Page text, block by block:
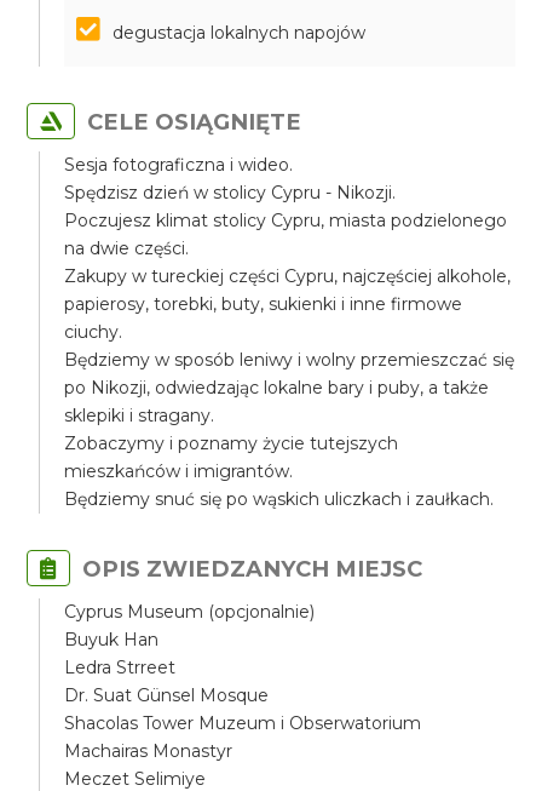
degustacja lokalnych napojów
CELE OSIĄGNIĘTE
Sesja fotograficzna i wideo.
Spędzisz dzień w stolicy Cypru - Nikozji.
Poczujesz klimat stolicy Cypru, miasta podzielonego
na dwie części.
Zakupy w tureckiej części Cypru, najczęściej alkohole,
papierosy, torebki, buty, sukienki i inne firmowe
ciuchy.
Będziemy w sposób leniwy i wolny przemieszczać się
po Nikozji, odwiedzając lokalne bary i puby, a także
sklepiki i stragany.
Zobaczymy i poznamy życie tutejszych
mieszkańców i imigrantów.
Będziemy snuć się po wąskich uliczkach i zaułkach.
OPIS ZWIEDZANYCH MIEJSC
Cyprus Museum (opcjonalnie)
Buyuk Han
Ledra Strreet
Dr. Suat Günsel Mosque
Shacolas Tower Muzeum i Obserwatorium
Machairas Monastyr
Meczet Selimiye